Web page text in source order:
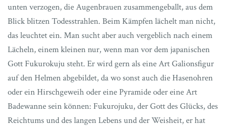
unten verzogen, die Augenbrauen zusammengeballt, aus dem
Blick blitzen Todesstrahlen. Beim Kämpfen lächelt man nicht,
das leuchtet ein. Man sucht aber auch vergeblich nach einem
Lächeln, einem kleinen nur, wenn man vor dem japanischen
Gott Fukurokuju steht. Er wird gern als eine Art Galionsfigur
auf den Helmen abgebildet, da wo sonst auch die Hasenohren
oder ein Hirschgeweih oder eine Pyramide oder eine Art
Badewanne sein können: Fukurojuku, der Gott des Glücks, des
Reichtums und des langen Lebens und der Weisheit, er hat